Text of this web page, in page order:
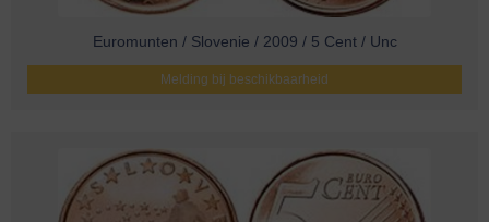
Euromunten / Slovenie / 2009 / 5 Cent / Unc
Melding bij beschikbaarheid